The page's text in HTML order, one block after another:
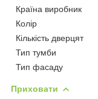
Країна виробник
Колір
Кількість дверцят
Тип тумби
Тип фасаду
Приховати